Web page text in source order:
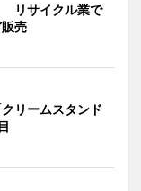
リサイクル業で
売
リームスタンド